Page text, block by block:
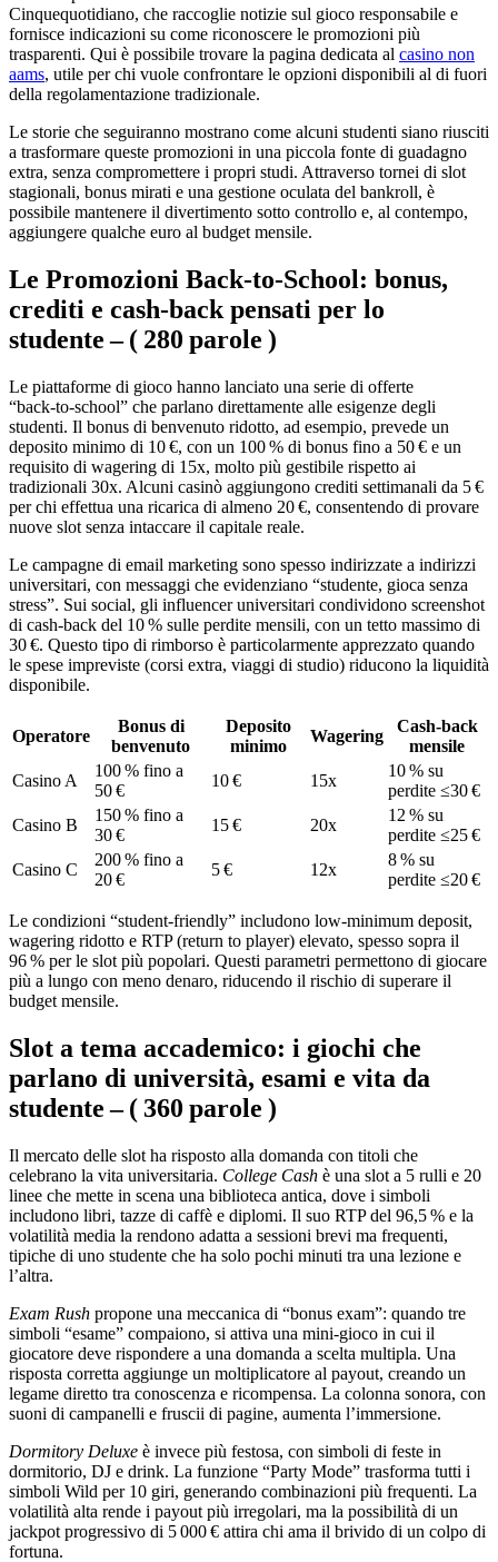
Cinquequotidiano, che raccoglie notizie sul gioco responsabile e
fornisce indicazioni su come riconoscere le promozioni più
trasparenti. Qui è possibile trovare la pagina dedicata al casino non
aams, utile per chi vuole confrontare le opzioni disponibili al di fuori
della regolamentazione tradizionale.
Le storie che seguiranno mostrano come alcuni studenti siano riusciti
a trasformare queste promozioni in una piccola fonte di guadagno
extra, senza compromettere i propri studi. Attraverso tornei di slot
stagionali, bonus mirati e una gestione oculata del bankroll, è
possibile mantenere il divertimento sotto controllo e, al contempo,
aggiungere qualche euro al budget mensile.
Le Promozioni Back‑to‑School: bonus,
crediti e cash‑back pensati per lo
studente – ( 280 parole )
Le piattaforme di gioco hanno lanciato una serie di offerte
“back‑to‑school” che parlano direttamente alle esigenze degli
studenti. Il bonus di benvenuto ridotto, ad esempio, prevede un
deposito minimo di 10 €, con un 100 % di bonus fino a 50 € e un
requisito di wagering di 15x, molto più gestibile rispetto ai
tradizionali 30x. Alcuni casinò aggiungono crediti settimanali da 5 €
per chi effettua una ricarica di almeno 20 €, consentendo di provare
nuove slot senza intaccare il capitale reale.
Le campagne di email marketing sono spesso indirizzate a indirizzi
universitari, con messaggi che evidenziano “studente, gioca senza
stress”. Sui social, gli influencer universitari condividono screenshot
di cash‑back del 10 % sulle perdite mensili, con un tetto massimo di
30 €. Questo tipo di rimborso è particolarmente apprezzato quando
le spese impreviste (corsi extra, viaggi di studio) riducono la liquidità
disponibile.
Operatore
Bonus di
benvenuto
Deposito
minimo
Wagering
Cash‑back
mensile
Casino A
100 % fino a
50 €
10 € 15x
10 % su
perdite ≤30 €
Casino B
150 % fino a
30 €
15 € 20x
12 % su
perdite ≤25 €
Casino C
200 % fino a
20 €
5 € 12x
8 % su
perdite ≤20 €
Le condizioni “student‑friendly” includono low‑minimum deposit,
wagering ridotto e RTP (return to player) elevato, spesso sopra il
96 % per le slot più popolari. Questi parametri permettono di giocare
più a lungo con meno denaro, riducendo il rischio di superare il
budget mensile.
Slot a tema accademico: i giochi che
parlano di università, esami e vita da
studente – ( 360 parole )
Il mercato delle slot ha risposto alla domanda con titoli che
celebrano la vita universitaria. College Cash è una slot a 5 rulli e 20
linee che mette in scena una biblioteca antica, dove i simboli
includono libri, tazze di caffè e diplomi. Il suo RTP del 96,5 % e la
volatilità media la rendono adatta a sessioni brevi ma frequenti,
tipiche di uno studente che ha solo pochi minuti tra una lezione e
l’altra.
Exam Rush propone una meccanica di “bonus exam”: quando tre
simboli “esame” compaiono, si attiva una mini‑gioco in cui il
giocatore deve rispondere a una domanda a scelta multipla. Una
risposta corretta aggiunge un moltiplicatore al payout, creando un
legame diretto tra conoscenza e ricompensa. La colonna sonora, con
suoni di campanelli e fruscii di pagine, aumenta l’immersione.
Dormitory Deluxe è invece più festosa, con simboli di feste in
dormitorio, DJ e drink. La funzione “Party Mode” trasforma tutti i
simboli Wild per 10 giri, generando combinazioni più frequenti. La
volatilità alta rende i payout più irregolari, ma la possibilità di un
jackpot progressivo di 5 000 € attira chi ama il brivido di un colpo di
fortuna.